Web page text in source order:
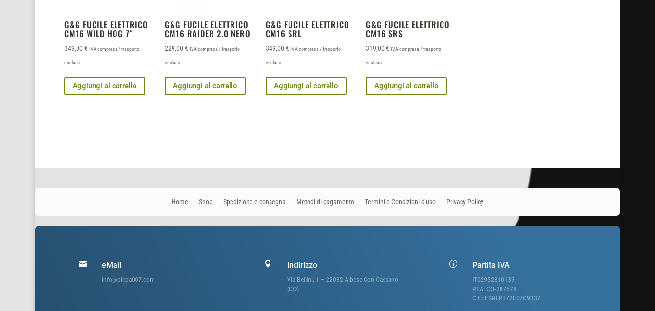
G&G FUCILE ELETTRICO
CM16 WILD HOG 7″
349,00 € IVA compresa / trasporto
escluso
Aggiungi al carrello
G&G FUCILE ELETTRICO
CM16 RAIDER 2.0 NERO
229,00€ IVA compresa / trasporto
escluso
Aggiungi al carrello
G&G FUCILE ELETTRICO
CM16 SRL
349,00 € IVA compresa / trasporto
escluso
Aggiungi al carrello
G&G FUCILE ELETTRICO
CM16 SRS
319,00 € IVA compresa / trasporto
escluso
Aggiungi al carrello
Home Shop Spedizione e consegna Metodi di pagamento Termini e Condizioni d’uso Privacy Policy
 eMail
info@plepa007.com
 Indirizzo
Via Bellini, 1 – 22032 Albese Con Cassano
(CO)
p Partita IVA
IT02952810139
REA: CO-287578
C.F.: FSRLRT72E07C933Z